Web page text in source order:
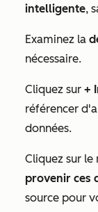
intelligente,
Examinez la
nécessaire.
Cliquez sur +
référencer
données.
Cliquez sur
provenir ces
source pour